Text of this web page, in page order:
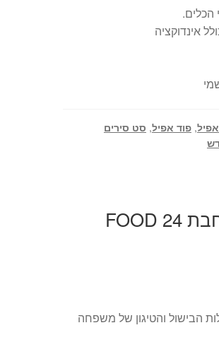
אינדוקציה
,פוד אפיל, סט סירים
מארז בישול הכולל סיר 24 + מחבת 24 FOOD
הבישול והטיגון של משפחה